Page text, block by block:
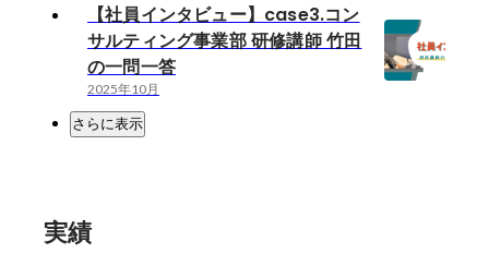
【社員インタビュー】case3.コン
サルティング事業部 研修講師 竹田
の一問一答
2025年10月
さらに表示
実績